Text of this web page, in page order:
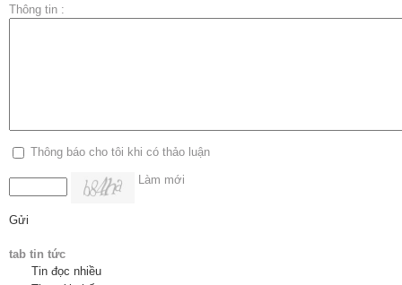
Thông tin :
Thông báo cho tôi khi có thảo luận
Làm mới
Gửi
tab tin tức
Tin đọc nhiều